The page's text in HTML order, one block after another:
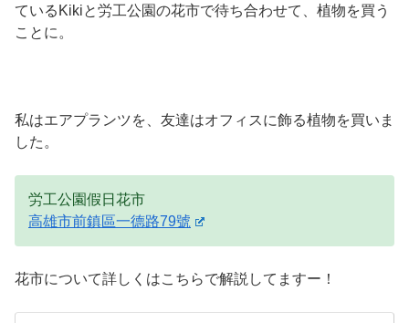
ているKikiと労工公園の花市で待ち合わせて、植物を買う
ことに。
私はエアプランツを、友達はオフィスに飾る植物を買いま
した。
労工公園假日花市
高雄市前鎮區一德路79號
花市について詳しくはこちらで解説してますー！